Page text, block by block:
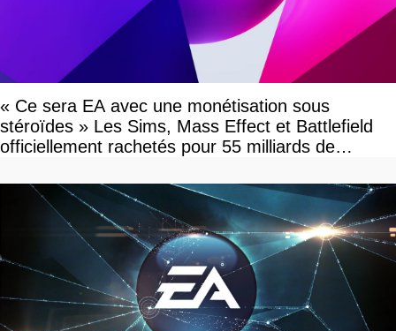
« Ce sera EA avec une monétisation sous
stéroïdes » Les Sims, Mass Effect et Battlefield
officiellement rachetés pour 55 milliards de